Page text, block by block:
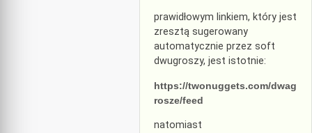
prawidłowym linkiem, który jest
zresztą sugerowany
automatycznie przez soft
dwugroszy, jest istotnie:
https://twonuggets.com/dwag
rosze/feed
natomiast